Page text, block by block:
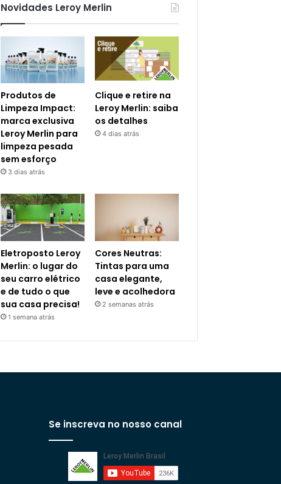
Novidades Leroy Merlin
Produtos de
Limpeza Impact:
marca exclusiva
Leroy Merlin para
limpeza pesada
sem esforço
3 dias atrás
Clique e retire na
Leroy Merlin: saiba
os detalhes
4 dias atrás
Eletroposto Leroy
Merlin: o lugar do
seu carro elétrico
e de tudo o que
sua casa precisa!
1 semana atrás
Cores Neutras:
Tintas para uma
casa elegante,
leve e acolhedora
2 semanas atrás
Se inscreva no nosso canal